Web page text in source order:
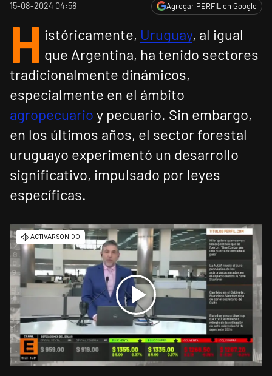
15-08-2024 04:58 Agregar PERFIL en Google
H istóricamente, Uruguay, al igual
que Argentina, ha tenido sectores
tradicionalmente dinámicos,
especialmente en el ámbito
agropecuario y pecuario. Sin embargo,
en los últimos años, el sector forestal
uruguayo experimentó un desarrollo
significativo, impulsado por leyes
específicas.